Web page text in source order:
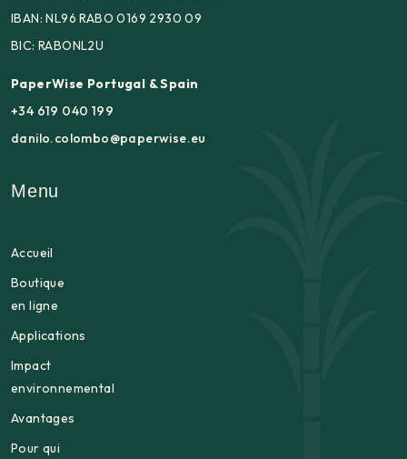
IBAN: NL96 RABO 0169 2930 09
BIC: RABONL2U
PaperWise Portugal & Spain
+34 619 040 199
danilo.colombo@paperwise.eu
Menu
Accueil
Boutique
en ligne
Applications
Impact
environnemental
Avantages
Pour qui